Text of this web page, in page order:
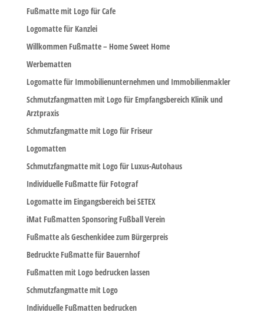
Fußmatte mit Logo für Cafe
Logomatte für Kanzlei
Willkommen Fußmatte – Home Sweet Home
Werbematten
Logomatte für Immobilienunternehmen und Immobilienmakler
Schmutzfangmatten mit Logo für Empfangsbereich Klinik und
Arztpraxis
Schmutzfangmatte mit Logo für Friseur
Logomatten
Schmutzfangmatte mit Logo für Luxus-Autohaus
Individuelle Fußmatte für Fotograf
Logomatte im Eingangsbereich bei SETEX
iMat Fußmatten Sponsoring Fußball Verein
Fußmatte als Geschenkidee zum Bürgerpreis
Bedruckte Fußmatte für Bauernhof
Fußmatten mit Logo bedrucken lassen
Schmutzfangmatte mit Logo
Individuelle Fußmatten bedrucken